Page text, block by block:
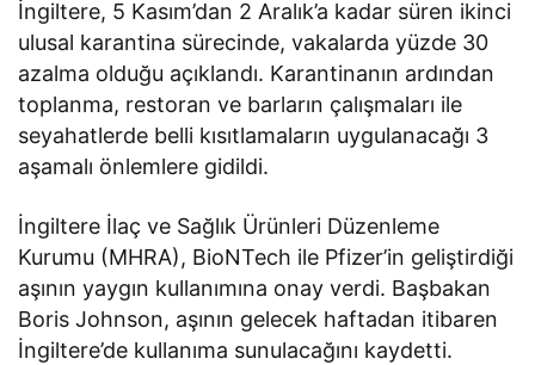
İngiltere, 5 Kasım’dan 2 Aralık’a kadar süren ikinci
ulusal karantina sürecinde, vakalarda yüzde 30
azalma olduğu açıklandı. Karantinanın ardından
toplanma, restoran ve barların çalışmaları ile
seyahatlerde belli kısıtlamaların uygulanacağı 3
aşamalı önlemlere gidildi.
İngiltere İlaç ve Sağlık Ürünleri Düzenleme
Kurumu (MHRA), BioNTech ile Pfizer’in geliştirdiği
aşının yaygın kullanımına onay verdi. Başbakan
Boris Johnson, aşının gelecek haftadan itibaren
İngiltere’de kullanıma sunulacağını kaydetti.